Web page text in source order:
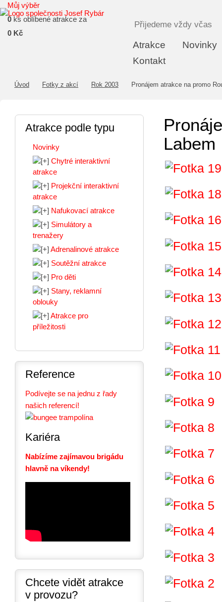
Atrakce
Novinky
Kontakt
Můj výběr
0 ks oblíbené atrakce za
0 Kč
Přijedeme vždy včas
Úvod Fotky z akcí Rok 2003 Pronájem atrakce na promo
Labem
Atrakce podle typu
Novinky
Chytré interaktivní
atrakce
Projekční interaktivní
atrakce
Nafukovací atrakce
Simulátory a
trenažery
Adrenalinové atrakce
Soutěžní atrakce
Pro děti
Stany, reklamní
oblouky
Atrakce pro
příležitosti
Reference
Podívejte se na jednu z řady
našich referencí!
Kariéra
Nabízíme zajímavou brigádu
hlavně na víkendy!
Chcete vidět atrakce
v provozu?